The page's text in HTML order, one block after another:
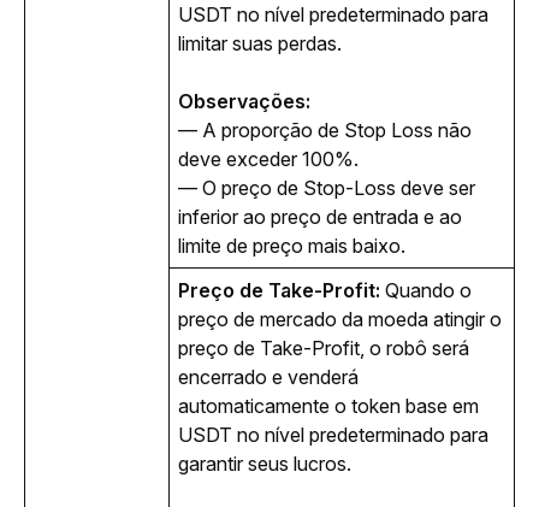
USDT no nível predeterminado para
limitar suas perdas.
Observações:
— A proporção de Stop Loss não
deve exceder 100%.
— O preço de Stop-Loss deve ser
inferior ao preço de entrada e ao
limite de preço mais baixo.
Preço de Take-Profit: Quando o
preço de mercado da moeda atingir o
preço de Take-Profit, o robô será
encerrado e venderá
automaticamente o token base em
USDT no nível predeterminado para
garantir seus lucros.